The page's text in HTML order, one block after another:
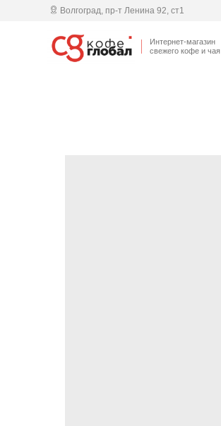
Волгоград, пр-т Ленина 92, cт1
Интернет-магазин
свежего кофе и чая